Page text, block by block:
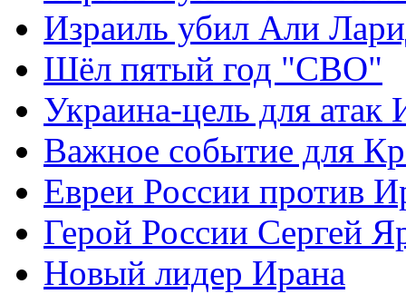
Израиль убил Али
Шёл пятый год "СВО"
Украина-цель для атак
Важное событие для
Евреи России против
Герой России Сергей
Новый лидер Ирана